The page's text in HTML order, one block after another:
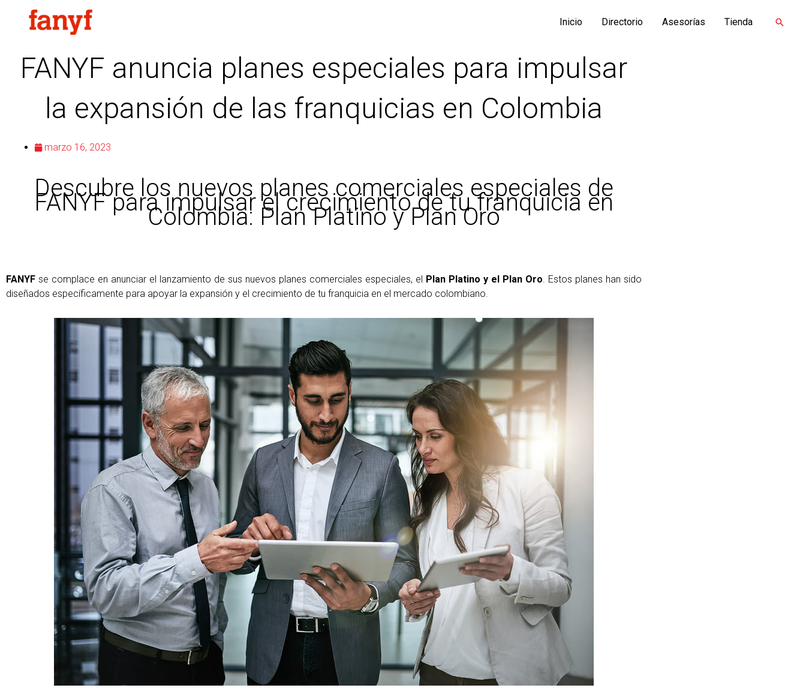
Inicio Directorio Asesorías Tienda Buscar
FANYF anuncia planes especiales para impulsar
la expansión de las franquicias en Colombia
marzo 16, 2023
Descubre los nuevos planes comerciales especiales de
FANYF para impulsar el crecimiento de tu franquicia en
Colombia: Plan Platino y Plan Oro
FANYF se complace en anunciar el lanzamiento de sus nuevos planes comerciales especiales, el Plan Platino y el Plan Oro. Estos planes han sido
diseñados específicamente para apoyar la expansión y el crecimiento de tu franquicia en el mercado colombiano.